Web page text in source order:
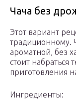
Чача без
Этот вариант
традиционному.
ароматной, без
стоит набраться
приготовления
Ингредиенты: